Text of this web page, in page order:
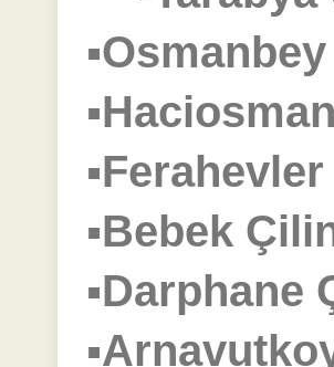
▪Bebek